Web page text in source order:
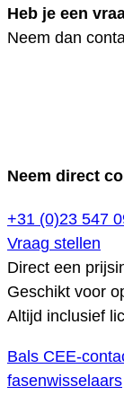
Heb je een
Neem dan
Neem direct
+31 (0)23 547
Vraag stellen
Direct een
Geschikt voor
Altijd inclusief
Bals CEE-
fasenwisselaars